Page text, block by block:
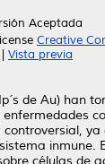
Aceptada
Creative
Vista previa
de Au) han
inmune.
células de